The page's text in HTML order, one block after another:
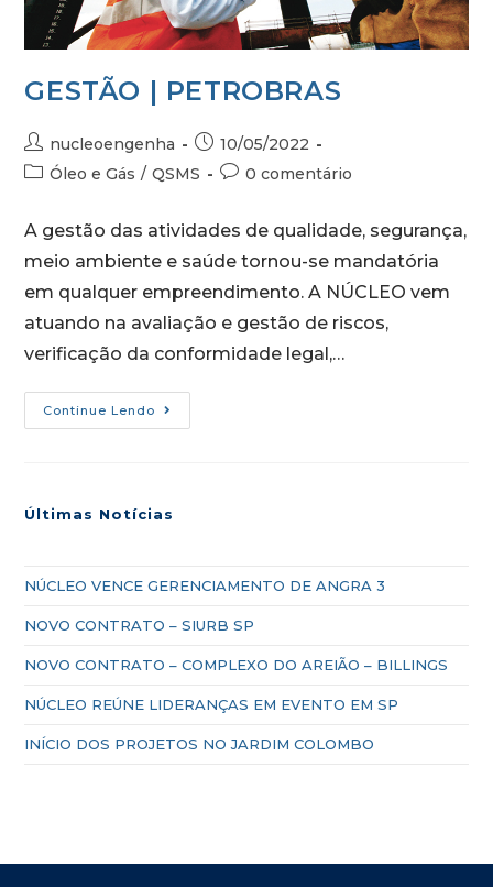
GESTÃO | PETROBRAS
nucleoengenha
10/05/2022
Óleo e Gás / QSMS 0 comentário
A gestão das atividades de qualidade, segurança,
meio ambiente e saúde tornou-se mandatória
em qualquer empreendimento. A NÚCLEO vem
atuando na avaliação e gestão de riscos,
verificação da conformidade legal,…
Continue Lendo
Últimas Notícias
NÚCLEO VENCE GERENCIAMENTO DE ANGRA 3
NOVO CONTRATO – SIURB SP
NOVO CONTRATO – COMPLEXO DO AREIÃO – BILLINGS
NÚCLEO REÚNE LIDERANÇAS EM EVENTO EM SP
INÍCIO DOS PROJETOS NO JARDIM COLOMBO